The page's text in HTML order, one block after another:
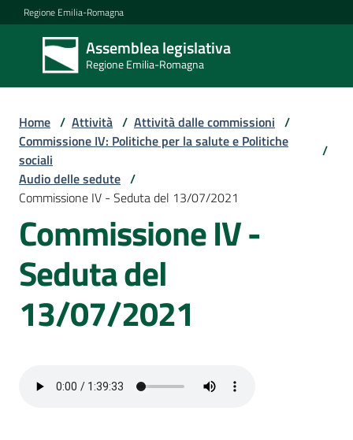
Vai al contenuto
Vai alla navigazione
Vai al footer
Regione Emilia-Romagna
Assemblea legislativa
Regione Emilia-Romagna
Assemblea
legislativa
Regione Emilia-
Assemblea
Attività
media
Home / Attività / Attività dalle commissioni /
Commissione IV: Politiche per la salute e Politiche
sociali
/
Audio delle sedute /
Commissione IV - Seduta del 13/07/2021
Commissione IV -
Seduta del
13/07/2021